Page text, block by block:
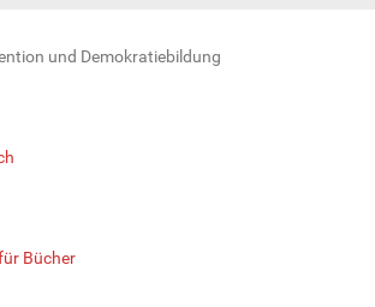
und Demokratiebildung
Bücher